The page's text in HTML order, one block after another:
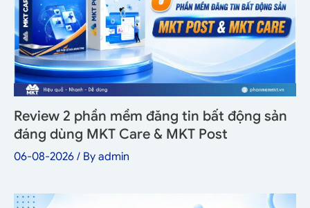
Review 2 phần mềm đăng tin bất động sản
đáng dùng MKT Care & MKT Post
06-08-2026 / By admin